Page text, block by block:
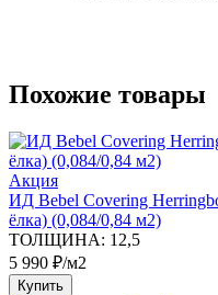
Похожие товары
Акция
ИД Bebel Covering
ёлка) (0,084/0,84 м2)
ТОЛЩИНА: 12,5
5 990 ₽/м2
Купить